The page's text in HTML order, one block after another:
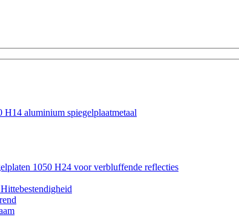
aluminium spiegelplaatmetaal
1050 H24 voor verbluffende reflecties